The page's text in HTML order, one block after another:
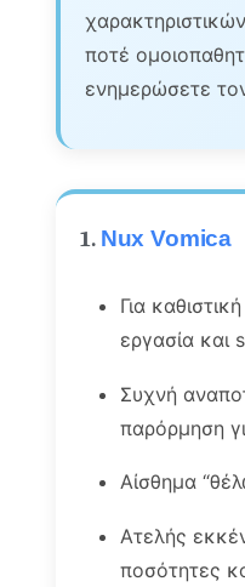
ποτέ
ενημερώσετε
1. Nux Vomica
Για
εργασία και
Συχνή
παρόρμηση
Αίσθημα
Ατελής
ποσότητες